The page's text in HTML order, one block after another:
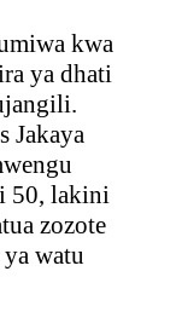
kwa
ya dhati
Jakaya
50, lakini
zozote
watu